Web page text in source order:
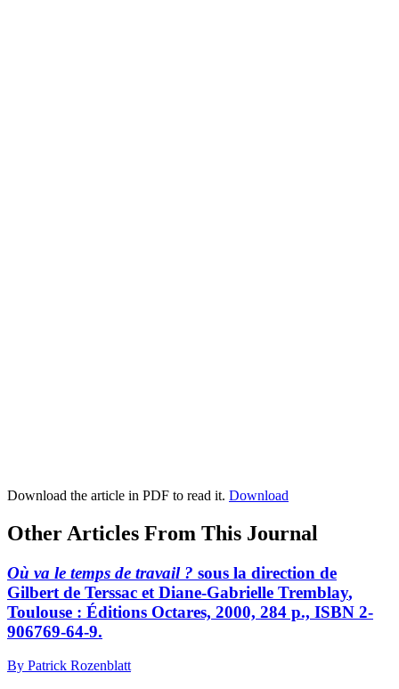
Download the article in PDF to read it. Download
Other Articles From This Journal
Où va le temps de travail ? sous la direction de
Gilbert de Terssac et Diane-Gabrielle Tremblay,
Toulouse : Éditions Octares, 2000, 284 p., ISBN 2-
906769-64-9.
By Patrick Rozenblatt